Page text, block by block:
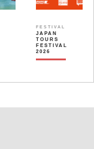
FESTIVAL
JAPAN
TOURS
FESTIVAL
2026